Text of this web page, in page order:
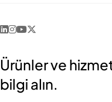
Ürünler ve
bilgi alın.